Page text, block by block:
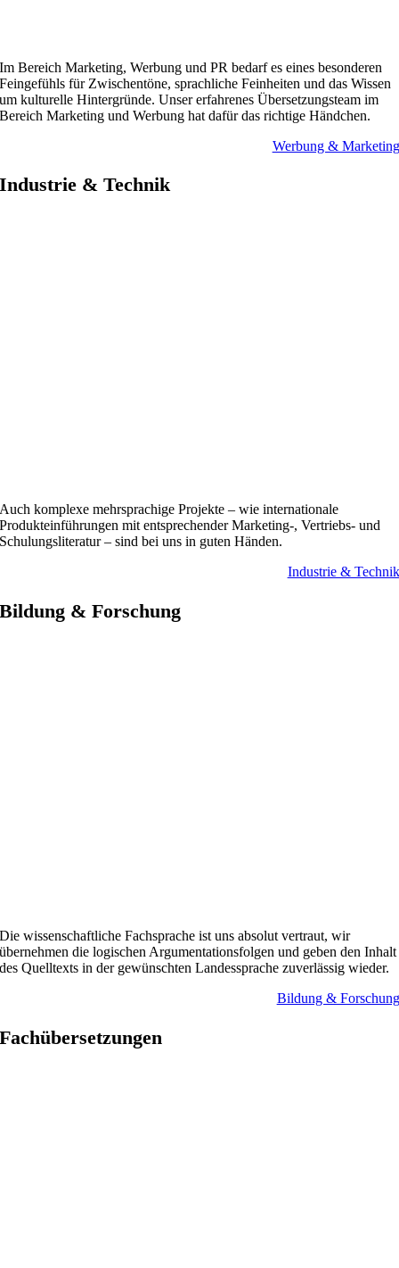
Im Bereich Marketing, Werbung und PR bedarf es eines besonderen
Feingefühls für Zwischentöne, sprachliche Feinheiten und das Wissen
um kulturelle Hintergründe. Unser erfahrenes Übersetzungsteam im
Bereich Marketing und Werbung hat dafür das richtige Händchen.
Werbung & Marketing
Industrie & Technik
Auch komplexe mehrsprachige Projekte – wie internationale
Produkteinführungen mit entsprechender Marketing-, Vertriebs- und
Schulungsliteratur – sind bei uns in guten Händen.
Industrie & Technik
Bildung & Forschung
Die wissenschaftliche Fachsprache ist uns absolut vertraut, wir
übernehmen die logischen Argumentationsfolgen und geben den Inhalt
des Quelltexts in der gewünschten Landessprache zuverlässig wieder.
Bildung & Forschung
Fach­übersetzungen